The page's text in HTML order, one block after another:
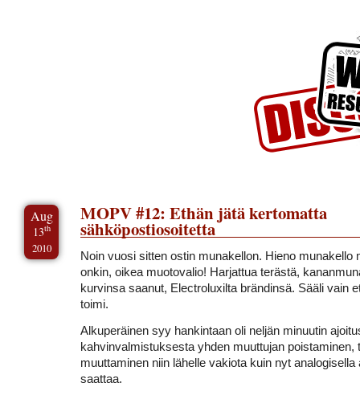
Aug
13th
2010
MOPV #12: Ethän jätä kertomatta
sähköpostiosoitetta
Noin vuosi sitten ostin munakellon. Hieno munakello
onkin, oikea muotovalio! Harjattua terästä,
kurvinsa saanut, Electroluxilta brändinsä. Sääli vain
toimi.
Alkuperäinen syy hankintaan oli neljän minuutin
kahvinvalmistuksesta yhden muuttujan poistaminen,
muuttaminen niin lähelle vakiota kuin nyt analogisella
saattaa.